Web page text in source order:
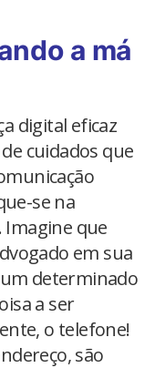
a má
digital eficaz
cuidados que
se na
Imagine que
em sua
um determinado
a ser
o telefone!
são